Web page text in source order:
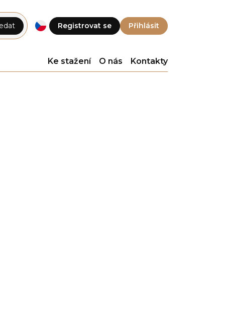
Registrovat se Přihlásit
Ke stažení O nás Kontakty